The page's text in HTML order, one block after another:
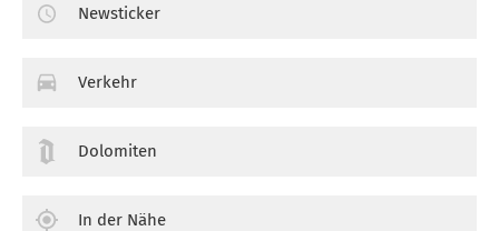
Newsticker
Verkehr
Dolomiten
In der Nähe